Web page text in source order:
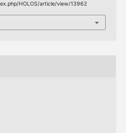
HOLOS/article/view/13962